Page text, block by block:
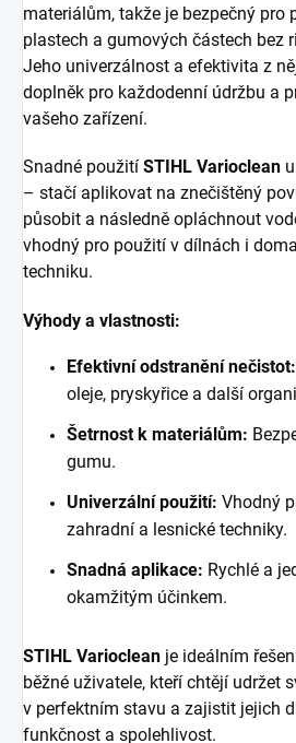
materiálům, takže je bezpečný pro
plastech a gumových částech bez
Jeho univerzálnost a efektivita z
doplněk pro každodenní údržbu a
vašeho zařízení.
Snadné použití STIHL Varioclean
– stačí aplikovat na znečištěný
působit a následně opláchnout
vhodný pro použití v dílnách i
techniku.
Výhody a vlastnosti:
Efektivní odstranění nečistot:
oleje, pryskyřice a další
Šetrnost k materiálům:
gumu.
Univerzální použití: Vhodný
zahradní a lesnické techniky.
Snadná aplikace: Rychlé a
okamžitým účinkem.
STIHL Varioclean je ideálním
běžné uživatele, kteří chtějí udržet
v perfektním stavu a zajistit jejich
funkčnost a spolehlivost.